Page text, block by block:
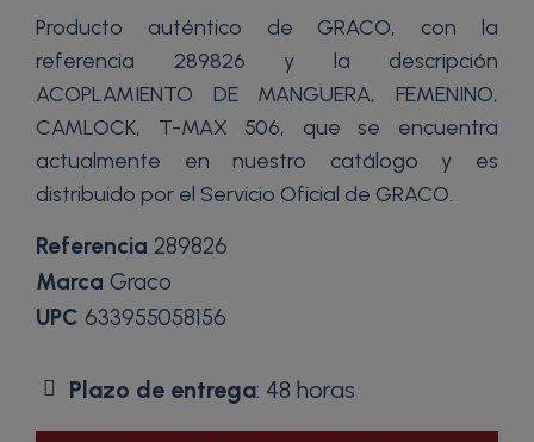
Producto auténtico de GRACO, con la
referencia 289826 y la descripción
ACOPLAMIENTO DE MANGUERA, FEMENINO,
CAMLOCK, T-MAX 506, que se encuentra
actualmente en nuestro catálogo y es
distribuido por el Servicio Oficial de GRACO.
Referencia 289826
Marca Graco
UPC 633955058156
Plazo de entrega: 48 horas